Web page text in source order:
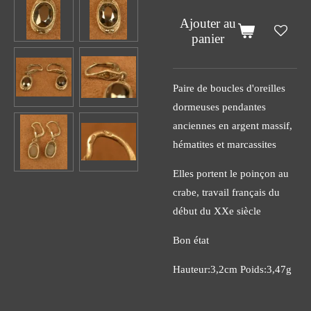
Ajouter au
panier
Paire de boucles d'oreilles
dormeuses pendantes
anciennes en argent massif,
hématites et marcassites
Elles portent le poinçon au
crabe, travail français du
début du XXe siècle
Bon état
Hauteur:3,2cm Poids:3,47g